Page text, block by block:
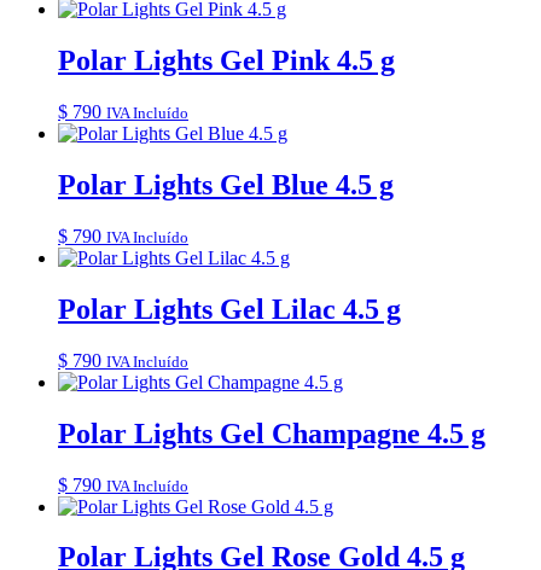
Polar Lights Gel Pink 4.5 g
$ 790 IVA Incluído
Polar Lights Gel Blue 4.5 g
$ 790 IVA Incluído
Polar Lights Gel Lilac 4.5 g
$ 790 IVA Incluído
Polar Lights Gel Champagne 4.5 g
$ 790 IVA Incluído
Polar Lights Gel Rose Gold 4.5 g